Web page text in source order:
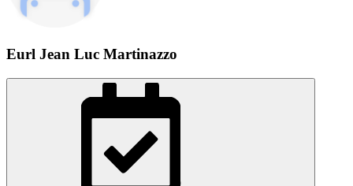
Eurl Jean Luc Martinazzo